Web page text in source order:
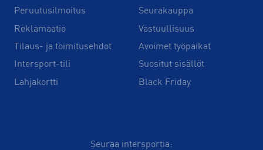
Peruutusilmoitus
Reklamaatio
Tilaus- ja toimitusehdot
Intersport-tili
Lahjakortti
Seurakauppa
Vastuullisuus
Avoimet työpaikat
Suositut sisällöt
Black Friday
Seuraa intersportia: